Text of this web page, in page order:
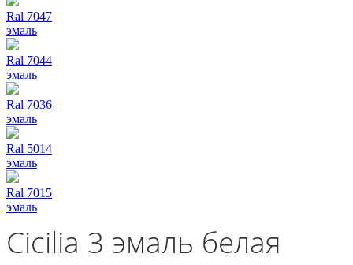
Ral 7047
эмаль
Ral 7044
эмаль
Ral 7036
эмаль
Ral 5014
эмаль
Ral 7015
эмаль
Cicilia 3 эмаль белая